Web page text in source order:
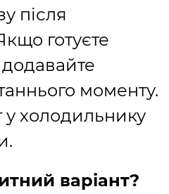
після
готуєте
додавайте
моменту.
у холодильнику
варіант?